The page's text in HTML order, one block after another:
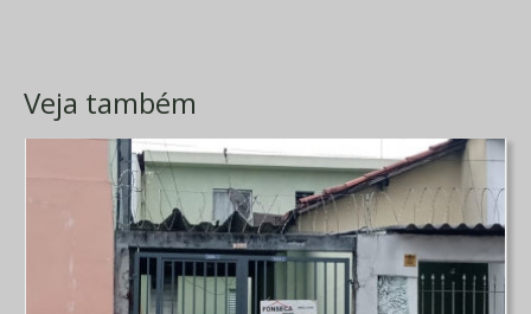
Veja também